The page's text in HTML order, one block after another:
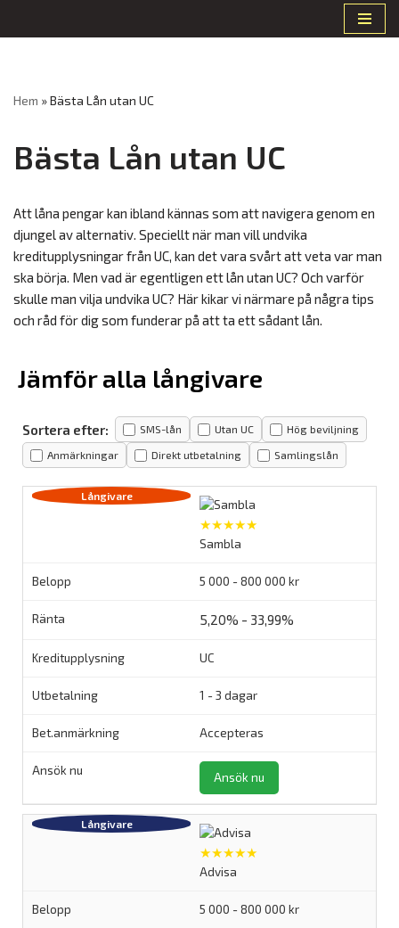
Hem »Bästa Lån utan UC
Bästa Lån utan UC
Att låna pengar kan ibland kännas som att navigera genom en
djungel av alternativ. Speciellt när man vill undvika
kreditupplysningar från UC, kan det vara svårt att veta var man
ska börja. Men vad är egentligen ett lån utan UC? Och varför
skulle man vilja undvika UC? Här kikar vi närmare på några tips
och råd för dig som funderar på att ta ett sådant lån.
Jämför alla långivare
Sortera efter: SMS-lån Utan UC Hög beviljning
Anmärkningar Direkt utbetalning Samlingslån
★★★★★
Sambla
5 000 - 800 000 kr
5,20% - 33,99%
UC
1 - 3 dagar
Accepteras
Ansök nu
★★★★★
Advisa
5 000 - 800 000 kr